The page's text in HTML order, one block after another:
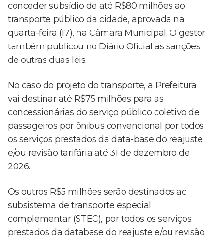
conceder subsídio de até R$80 milhões ao
transporte público da cidade, aprovada na
quarta-feira (17), na Câmara Municipal. O gestor
também publicou no Diário Oficial as sanções
de outras duas leis.
No caso do projeto do transporte, a Prefeitura
vai destinar até R$75 milhões para as
concessionárias do serviço público coletivo de
passageiros por ônibus convencional por todos
os serviços prestados da data-base do reajuste
e/ou revisão tarifária até 31 de dezembro de
2026.
Os outros R$5 milhões serão destinados ao
subsistema de transporte especial
complementar (STEC), por todos os serviços
prestados da database do reajuste e/ou revisão